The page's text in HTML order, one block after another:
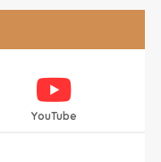
YouTube